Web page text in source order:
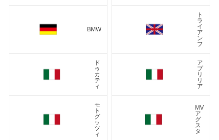
BMW
ト
ラ
イ
ア
ン
フ
ド
ゥ
カ
テ
ィ
ア
プ
リ
リ
ア
モ
ト
グ
ッ
ツ
ィ
MV
ア
グ
ス
タ